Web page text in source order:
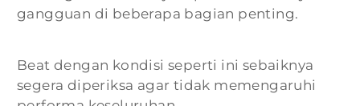
gangguan di beberapa bagian penting.
Beat dengan kondisi seperti ini sebaiknya
segera diperiksa agar tidak memengaruhi